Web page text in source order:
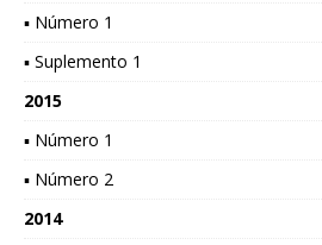
▪ Número 1
▪ Suplemento 1
2015
▪ Número 1
▪ Número 2
2014